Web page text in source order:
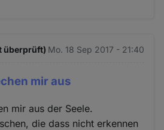
überprüft) Mo. 18 Sep 2017 - 21:40
mir aus
mir aus der Seele.
die dass nicht erkennen